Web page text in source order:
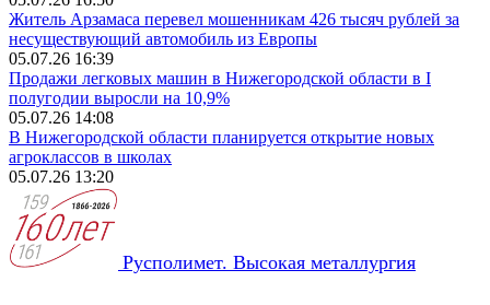
Житель Арзамаса перевел мошенникам 426 тысяч рублей за
несуществующий автомобиль из Европы
05.07.26 16:39
Продажи легковых машин в Нижегородской области в I
полугодии выросли на 10,9%
05.07.26 14:08
В Нижегородской области планируется открытие новых
агроклассов в школах
05.07.26 13:20
Русполимет. Высокая металлургия